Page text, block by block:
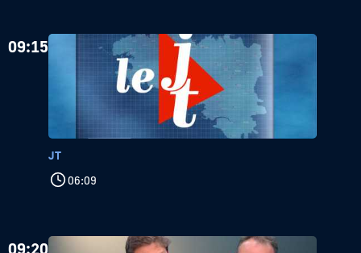
09:15
JT
06:09
09:20